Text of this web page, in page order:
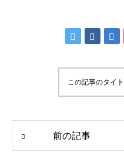
この記事のタイ
前の記事